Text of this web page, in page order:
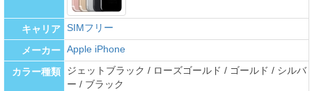
キャリア SIMフリー
メーカー Apple iPhone
カラー種類
ジェットブラック / ローズゴールド / ゴールド / シルバ
ー / ブラック